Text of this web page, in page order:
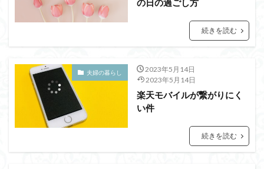
の日の過ごし方
続きを読む
夫婦の暮らし
2023年5月14日
2023年5月14日
楽天モバイルが繋がりにく
い件
続きを読む